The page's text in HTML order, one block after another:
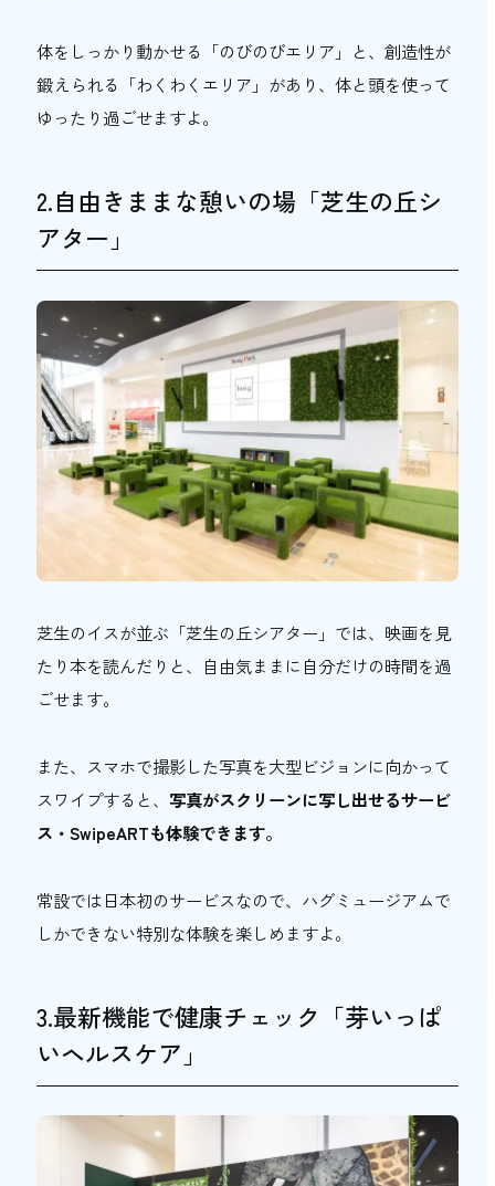
体をしっかり動かせる「のびのびエリア」と、創造性が
鍛えられる「わくわくエリア」があり、体と頭を使って
ゆったり過ごせますよ。
2.自由きままな憩いの場「芝生の丘シ
アター」
芝生のイスが並ぶ「芝生の丘シアター」では、映画を見
たり本を読んだりと、自由気ままに自分だけの時間を過
ごせます。
また、スマホで撮影した写真を大型ビジョンに向かって
スワイプすると、 写真がスクリーンに写し出せるサービ
ス・SwipeARTも体験できます。
常設では日本初のサービスなので、ハグミュージアムで
しかできない特別な体験を楽しめますよ。
3.最新機能で健康チェック「芽いっぱ
いヘルスケア」